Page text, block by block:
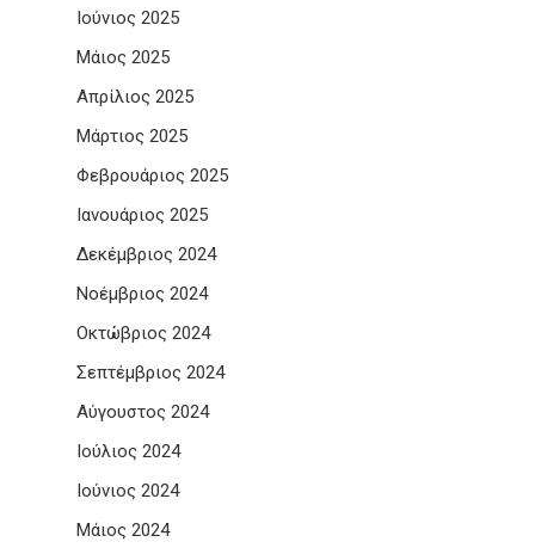
Ιούνιος 2025
Μάιος 2025
Απρίλιος 2025
Μάρτιος 2025
Φεβρουάριος 2025
Ιανουάριος 2025
Δεκέμβριος 2024
Νοέμβριος 2024
Οκτώβριος 2024
Σεπτέμβριος 2024
Αύγουστος 2024
Ιούλιος 2024
Ιούνιος 2024
Μάιος 2024